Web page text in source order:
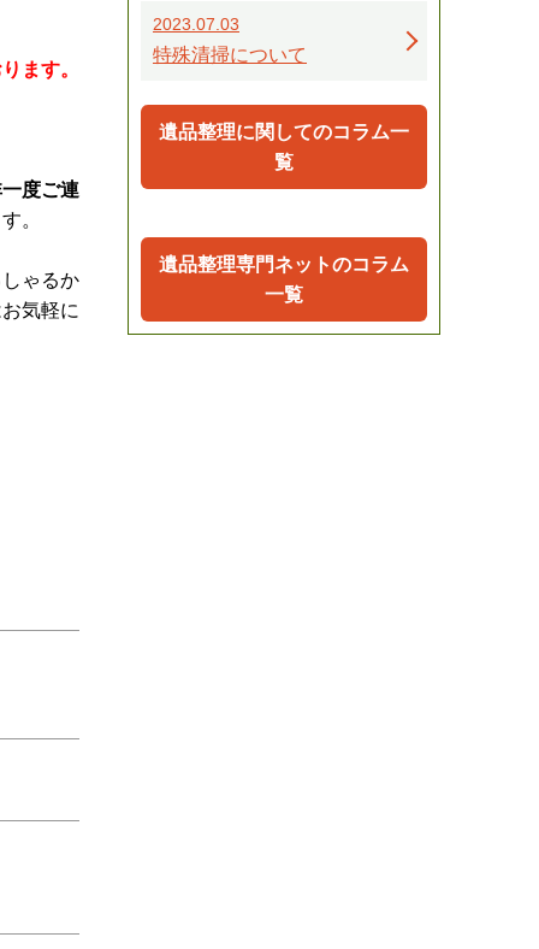
ます。
度ご連
。
ゃるか
気軽に
2023.07.03
特殊清掃について
遺品整理に関してのコラム一
覧
遺品整理専門ネットのコラム
一覧